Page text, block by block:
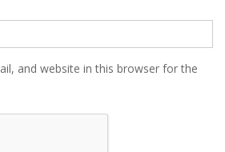
and website in this browser for the